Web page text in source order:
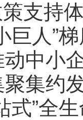
支持
巨人”
中小
集约
式”全